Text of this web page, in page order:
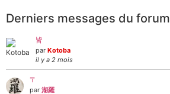
Derniers messages du forum
皆
par Kotoba
il y a 2 mois
〒
par 湖羅